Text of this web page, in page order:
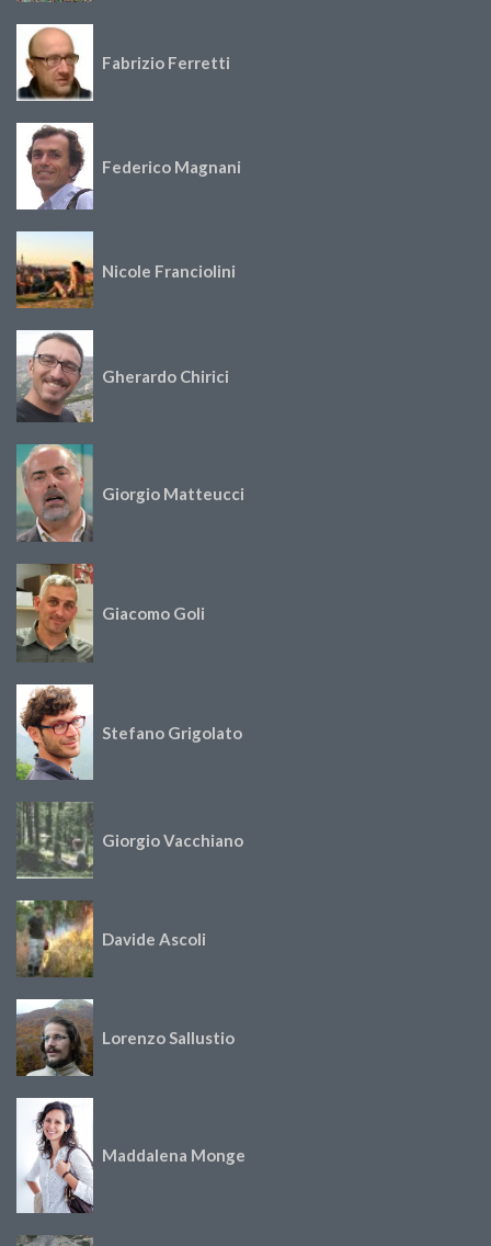
Fabrizio Ferretti
Federico Magnani
Nicole Franciolini
Gherardo Chirici
Giorgio Matteucci
Giacomo Goli
Stefano Grigolato
Giorgio Vacchiano
Davide Ascoli
Lorenzo Sallustio
Maddalena Monge